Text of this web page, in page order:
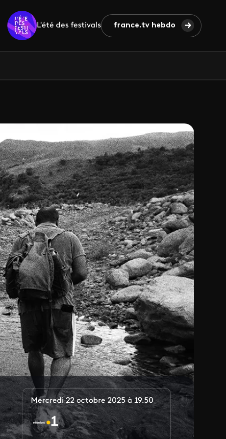
L'été des festivals france.tv hebdo
Mercredi 22 octobre 2025 à 19.50